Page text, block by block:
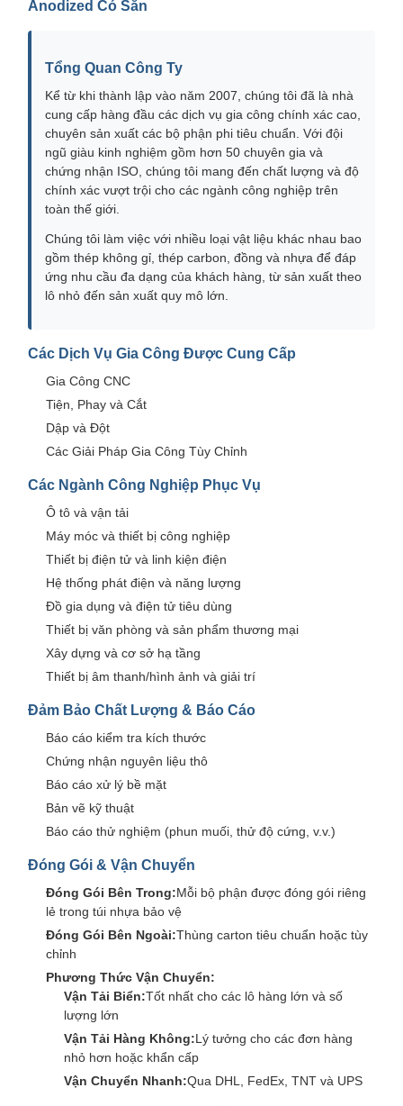
Anodized Có Sẵn
Tổng Quan Công Ty
Kể từ khi thành lập vào năm 2007, chúng tôi đã là nhà
cung cấp hàng đầu các dịch vụ gia công chính xác cao,
chuyên sản xuất các bộ phận phi tiêu chuẩn. Với đội
ngũ giàu kinh nghiệm gồm hơn 50 chuyên gia và
chứng nhận ISO, chúng tôi mang đến chất lượng và độ
chính xác vượt trội cho các ngành công nghiệp trên
toàn thế giới.
Chúng tôi làm việc với nhiều loại vật liệu khác nhau bao
gồm thép không gỉ, thép carbon, đồng và nhựa để đáp
ứng nhu cầu đa dạng của khách hàng, từ sản xuất theo
lô nhỏ đến sản xuất quy mô lớn.
Các Dịch Vụ Gia Công Được Cung Cấp
Gia Công CNC
Tiện, Phay và Cắt
Dập và Đột
Các Giải Pháp Gia Công Tùy Chỉnh
Các Ngành Công Nghiệp Phục Vụ
Ô tô và vận tải
Máy móc và thiết bị công nghiệp
Thiết bị điện tử và linh kiện điện
Hệ thống phát điện và năng lượng
Đồ gia dụng và điện tử tiêu dùng
Thiết bị văn phòng và sản phẩm thương mại
Xây dựng và cơ sở hạ tầng
Thiết bị âm thanh/hình ảnh và giải trí
Đảm Bảo Chất Lượng & Báo Cáo
Báo cáo kiểm tra kích thước
Chứng nhận nguyên liệu thô
Báo cáo xử lý bề mặt
Bản vẽ kỹ thuật
Báo cáo thử nghiệm (phun muối, thử độ cứng, v.v.)
Đóng Gói & Vận Chuyển
Đóng Gói Bên Trong:Mỗi bộ phận được đóng gói riêng
lẻ trong túi nhựa bảo vệ
Đóng Gói Bên Ngoài:Thùng carton tiêu chuẩn hoặc tùy
chỉnh
Phương Thức Vận Chuyển:
Vận Tải Biển:Tốt nhất cho các lô hàng lớn và số
lượng lớn
Vận Tải Hàng Không:Lý tưởng cho các đơn hàng
nhỏ hơn hoặc khẩn cấp
Vận Chuyển Nhanh:Qua DHL, FedEx, TNT và UPS